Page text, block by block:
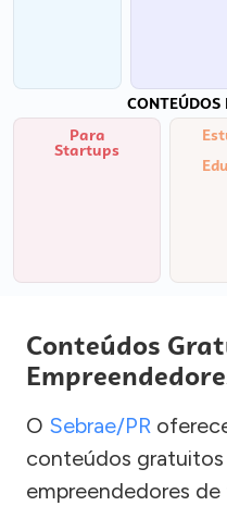
CONTEÚDOS
Para
Startups
Conteúdos
O Sebrae/PR
conteúdos gratuitos
empreendedores